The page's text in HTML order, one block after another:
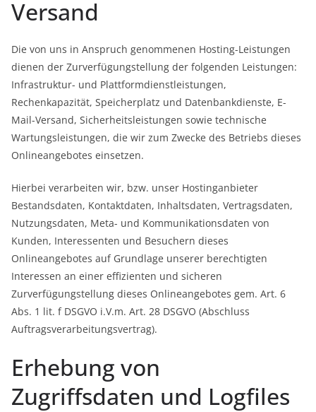
Versand
Die von uns in Anspruch genommenen Hosting-Leistungen
dienen der Zurverfügungstellung der folgenden Leistungen:
Infrastruktur- und Plattformdienstleistungen,
Rechenkapazität, Speicherplatz und Datenbankdienste, E-
Mail-Versand, Sicherheitsleistungen sowie technische
Wartungsleistungen, die wir zum Zwecke des Betriebs dieses
Onlineangebotes einsetzen.
Hierbei verarbeiten wir, bzw. unser Hostinganbieter
Bestandsdaten, Kontaktdaten, Inhaltsdaten, Vertragsdaten,
Nutzungsdaten, Meta- und Kommunikationsdaten von
Kunden, Interessenten und Besuchern dieses
Onlineangebotes auf Grundlage unserer berechtigten
Interessen an einer effizienten und sicheren
Zurverfügungstellung dieses Onlineangebotes gem. Art. 6
Abs. 1 lit. f DSGVO i.V.m. Art. 28 DSGVO (Abschluss
Auftragsverarbeitungsvertrag).
Erhebung von
Zugriffsdaten und Logfiles